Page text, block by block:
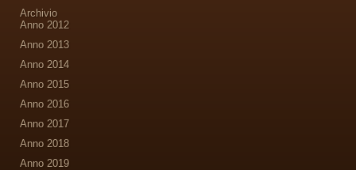
Archivio
Anno 2012
Anno 2013
Anno 2014
Anno 2015
Anno 2016
Anno 2017
Anno 2018
Anno 2019